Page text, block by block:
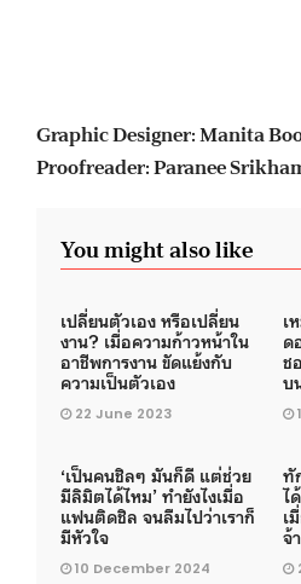
Graphic Designer: Manita
Proofreader: Paranee
You might also like
เปลี่ยนตัวเอง หรือเปลี่ยน
งาน? เมื่อความก้าวหน้าใน
อาชีพการงาน ขัดแย้งกับ
ความเป็นตัวเอง
22 June 2023
เ
ด
ช
บ
‘เป็นคนชิลๆ มันก็ดี แต่ช่วย
มีลิมิตได้ไหม’ ทำยังไงเมื่อ
แฟนติดชิล จนลืมไปว่าเราก็
มีหัวใจ
10 December 2024
ทั
ไ
เ
จ้